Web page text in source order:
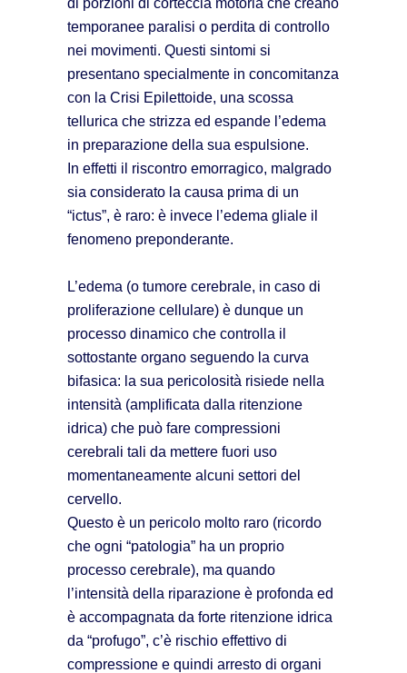
di porzioni di corteccia motoria che creano
temporanee paralisi o perdita di controllo
nei movimenti. Questi sintomi si
presentano specialmente in concomitanza
con la Crisi Epilettoide, una scossa
tellurica che strizza ed espande l’edema
in preparazione della sua espulsione.
In effetti il riscontro emorragico, malgrado
sia considerato la causa prima di un
“ictus”, è raro: è invece l’edema gliale il
fenomeno preponderante.
L’edema (o tumore cerebrale, in caso di
proliferazione cellulare) è dunque un
processo dinamico che controlla il
sottostante organo seguendo la curva
bifasica: la sua pericolosità risiede nella
intensità (amplificata dalla ritenzione
idrica) che può fare compressioni
cerebrali tali da mettere fuori uso
momentaneamente alcuni settori del
cervello.
Questo è un pericolo molto raro (ricordo
che ogni “patologia” ha un proprio
processo cerebrale), ma quando
l’intensità della riparazione è profonda ed
è accompagnata da forte ritenzione idrica
da “profugo”, c’è rischio effettivo di
compressione e quindi arresto di organi